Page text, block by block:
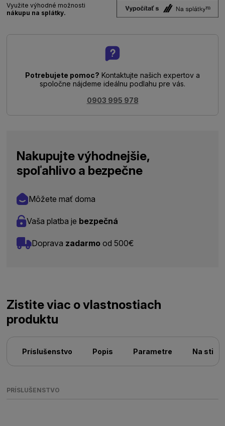
Využite výhodné možnosti
nákupu na splátky.
Potrebujete pomoc? Kontaktujte našich expertov a
spoločne nájdeme ideálnu podlahu pre vás.
0903 995 978
Nakupujte výhodnejšie,
spoľahlivo a bezpečne
Môžete mať doma
Vaša platba je bezpečná
Doprava zadarmo od 500€
Zistite viac o vlastnostiach
produktu
Príslušenstvo Popis Parametre Na
PRÍSLUŠENSTVO